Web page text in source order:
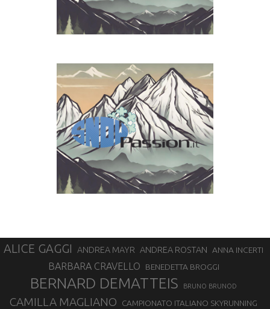
ALICE GAGGI ANDREA MAYR ANDREA ROSTAN ANNA INCERTI
BARBARA CRAVELLO BENEDETTA BROGGI
BERNARD DEMATTEIS BRUNO BRUNOD
CAMILLA MAGLIANO CAMPIONATO ITALIANO SKYRUNNING